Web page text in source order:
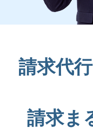
請求代
請求ま